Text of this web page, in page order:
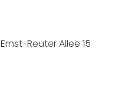
Ernst-Reuter Allee 15